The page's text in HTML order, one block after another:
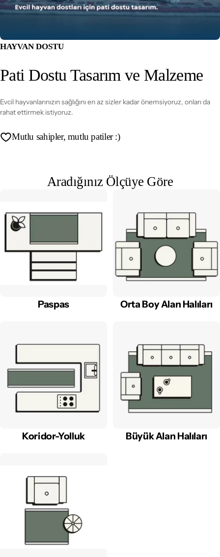
HAYVAN DOSTU
Pati Dostu Tasarım ve Malzeme
Evcil hayvanlarınızın sağlığını en az sizler kadar önemsiyoruz, onları da
rahat ettirmek istiyoruz.
Mutlu sahipler, mutlu patiler :)
Aradığınız Ölçüye Göre
Paspas Orta Boy Alan Halıları
Koridor-Yolluk Büyük Alan Halıları